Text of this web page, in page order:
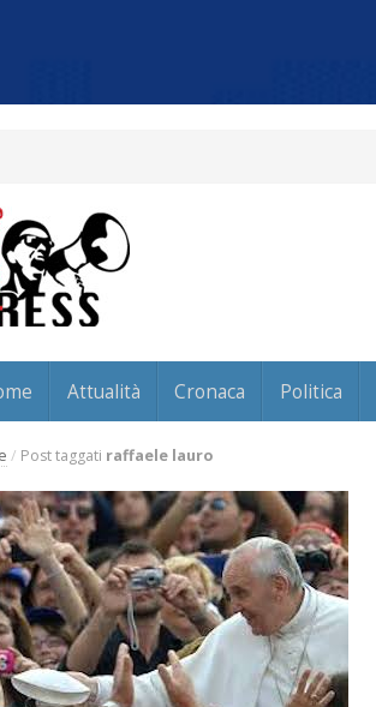
Attualità Cronaca Politica
/ Post taggati raffaele lauro